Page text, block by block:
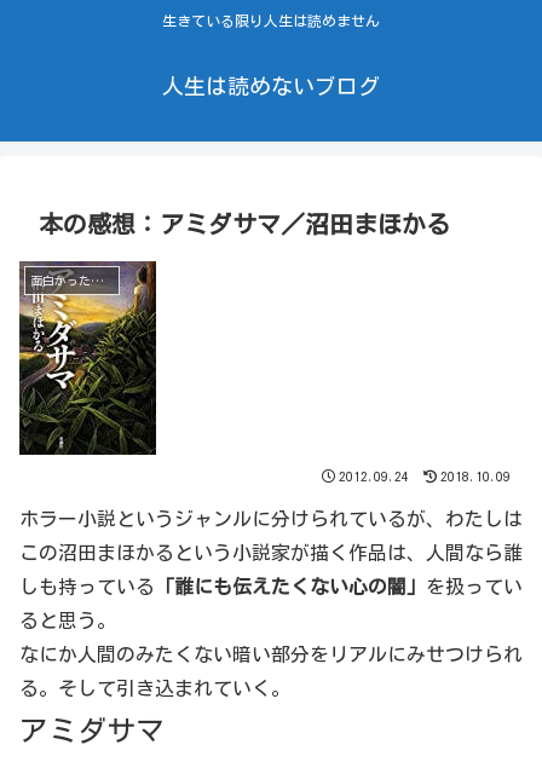
生きている限り人生は読めません
人生は読めないブログ
本の感想：アミダサマ／沼田まほかる
面白かった本（小説）
2012.09.24 2018.10.09
ホラー小説というジャンルに分けられているが、わたしは
この沼田まほかるという小説家が描く作品は、人間なら誰
しも持っている
「誰にも伝えたくない心の闇」 を扱ってい
ると思う。
なにか人間のみたくない暗い部分をリアルにみせつけられ
る。そして引き込まれていく。
アミダサマ